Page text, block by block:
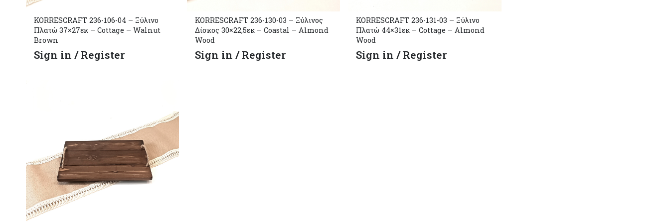
KORRESCRAFT 236-106-04 – Ξύλινο
Πλατώ 37×27εκ – Cottage – Walnut
Brown
Sign in / Register
KORRESCRAFT 236-130-03 – Ξύλινος
Δίσκος 30×22,5εκ – Coastal – Almond
Wood
Sign in / Register
KORRESCRAFT 236-131-03 – Ξύλινο
Πλατώ 44×31εκ – Cottage – Almond
Wood
Sign in / Register